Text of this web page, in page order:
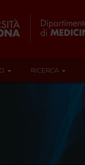
RICERCA